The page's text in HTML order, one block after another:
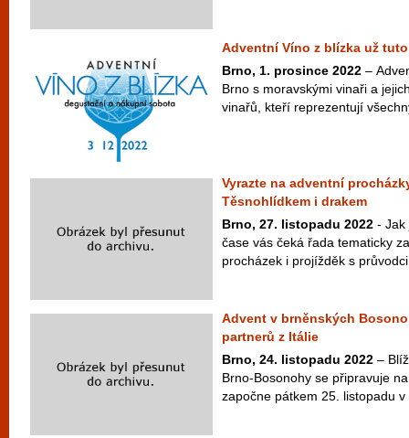
Adventní Víno z blízka už
Brno, 1. prosince 2022 –
Brno s moravskými vinaři a
vinařů, kteří reprezentují
Vyrazte na adventní
Těsnohlídkem i drakem
Brno, 27. listopadu 2022 - Jak
čase vás čeká řada tematicky
procházek i projížděk s
Advent v brněnských
partnerů z Itálie
Brno, 24. listopadu 2022 –
Brno-Bosonohy se připravuje
započne pátkem 25. listopadu